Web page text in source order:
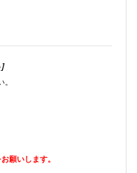
願いします。